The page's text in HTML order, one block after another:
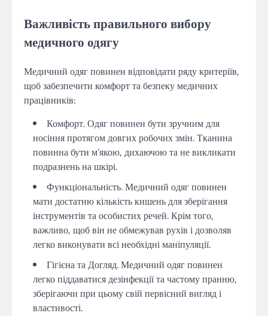
Важливість правильного вибору
медичного одягу
Медичний одяг повинен відповідати ряду критеріїв,
щоб забезпечити комфорт та безпеку медичних
працівників:
Комфорт. Одяг повинен бути зручним для
носіння протягом довгих робочих змін. Тканина
повинна бути м’якою, дихаючою та не викликати
подразнень на шкірі.
Функціональність. Медичний одяг повинен
мати достатню кількість кишень для зберігання
інструментів та особистих речей. Крім того,
важливо, щоб він не обмежував рухів і дозволяв
легко виконувати всі необхідні маніпуляції.
Гігієна та Догляд. Медичний одяг повинен
легко піддаватися дезінфекції та частому пранню,
зберігаючи при цьому свій первісний вигляд і
властивості.